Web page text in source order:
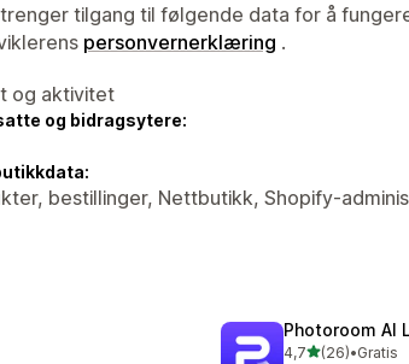
tilgang til følgende data for å
personvernerklæring .
og aktivitet
og bidragsytere:
bestillinger, Nettbutikk, Shopify-
Photoroom AI
4,7av 5 stjerner
(26)•Gratis